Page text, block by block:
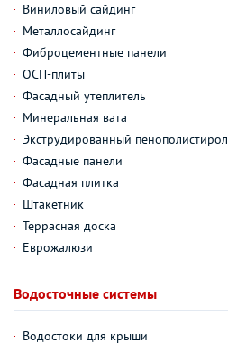
Виниловый сайдинг
Металлосайдинг
Фиброцементные панели
ОСП-плиты
Фасадный утеплитель
Минеральная вата
Экструдированный пенополистирол
Фасадные панели
Фасадная плитка
Штакетник
Террасная доска
Еврожалюзи
Водосточные системы
Водостоки для крыши